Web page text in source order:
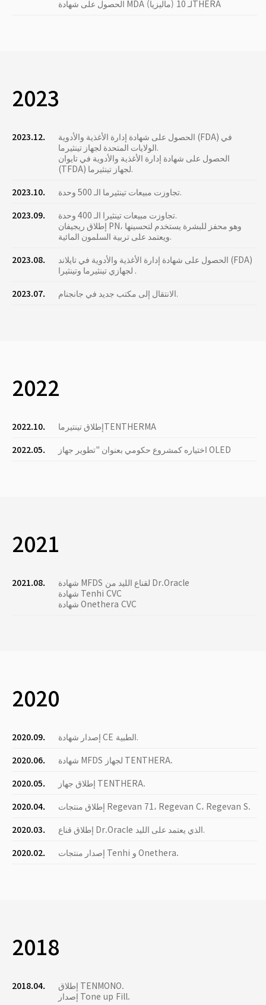
الحصول على شهادة MDA (ماليزيا) لـ 10THERA
2023
2023.12.
الحصول على شهادة إدارة الأغذية والأدوية (FDA) في
الولايات المتحدة لجهاز تينثيرما.
الحصول على شهادة إدارة الأغذية والأدوية في تايوان
(TFDA) لجهاز تينثيرما.
2023.10.
تجاوزت مبيعات تينثيرما الـ 500 وحدة.
2023.09.
تجاوزت مبيعات تينثيرا الـ 400 وحدة.
إطلاق ريجيفان PN، وهو محفز للبشرة يستخدم لتحسينها
ويعتمد على تربية السلمون المائية.
2023.08.
الحصول على شهادة إدارة الأغذية والأدوية في تايلاند (FDA)
لجهازي تينثيرما وتينثيرا .
2023.07.
الانتقال إلى مكتب جديد في جانجنام.
2022
2022.10.
إطلاق تينتيرماTENTHERMA
2022.05.
اختياره كمشروع حكومي بعنوان "تطوير جهاز OLED
2021
2021.08.
شهادة MFDS لقناع الليد من Dr.Oracle
شهادة Tenhi CVC
شهادة Onethera CVC
2020
2020.09.
إصدار شهادة CE الطبية.
2020.06.
شهادة MFDS لجهاز TENTHERA.
2020.05.
إطلاق جهاز TENTHERA.
2020.04.
إطلاق منتجات Regevan 71، Regevan C، Regevan S.
2020.03.
إطلاق قناع Dr.Oracle الذي يعتمد على الليد.
2020.02.
إصدار منتجات Tenhi و Onethera.
2018
2018.04.
إطلاق TENMONO.
إصدار Tone up Fill.